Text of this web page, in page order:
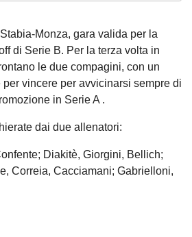
Monza, gara valida per la
di Serie B. Per la terza volta in
le due compagini, con un
vincere per avvicinarsi sempre di
in Serie A .
dai due allenatori:
Diakitè, Giorgini, Bellich;
Correia, Cacciamani; Gabrielloni,